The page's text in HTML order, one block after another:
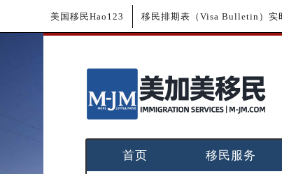
美国移民Hao123 移民排期表（Visa Bulletin）实
首页 移民服务